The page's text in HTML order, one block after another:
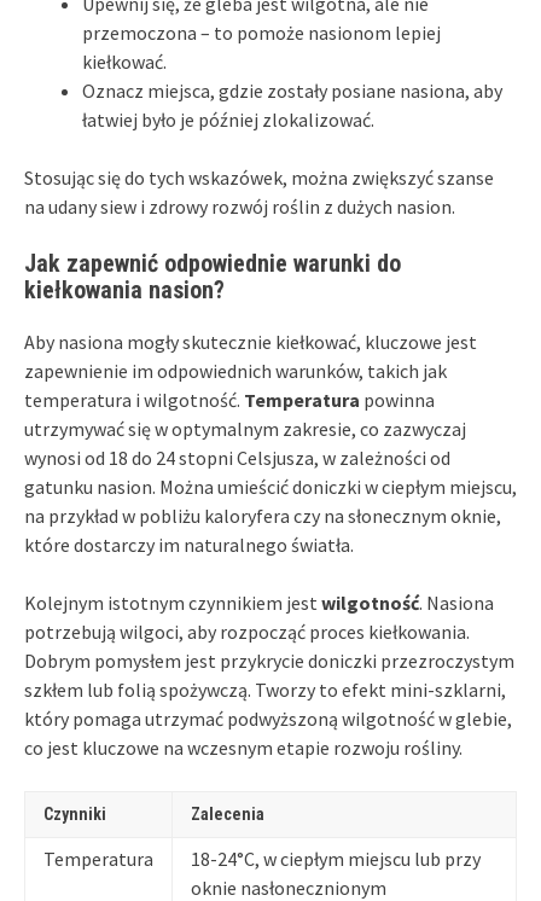
przemoczona – to pomoże nasionom lepiej
kiełkować.
Oznacz miejsca, gdzie zostały posiane nasiona, aby
łatwiej było je później zlokalizować.
Stosując się do tych wskazówek, można zwiększyć szanse
na udany siew i zdrowy rozwój roślin z dużych nasion.
Jak zapewnić odpowiednie warunki do
kiełkowania nasion?
Aby nasiona mogły skutecznie kiełkować, kluczowe jest
zapewnienie im odpowiednich warunków, takich jak
temperatura i wilgotność. Temperatura powinna
utrzymywać się w optymalnym zakresie, co zazwyczaj
wynosi od 18 do 24 stopni Celsjusza, w zależności od
gatunku nasion. Można umieścić doniczki w ciepłym miejscu,
na przykład w pobliżu kaloryfera czy na słonecznym oknie,
które dostarczy im naturalnego światła.
Kolejnym istotnym czynnikiem jest wilgotność. Nasiona
potrzebują wilgoci, aby rozpocząć proces kiełkowania.
Dobrym pomysłem jest przykrycie doniczki przezroczystym
szkłem lub folią spożywczą. Tworzy to efekt mini-szklarni,
który pomaga utrzymać podwyższoną wilgotność w glebie,
co jest kluczowe na wczesnym etapie rozwoju rośliny.
Czynniki Zalecenia
Temperatura
18-24°C, w ciepłym miejscu lub przy
oknie nasłonecznionym